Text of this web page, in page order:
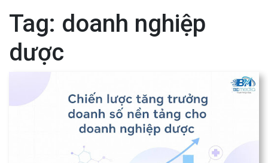
Tag: doanh nghiệp
dược